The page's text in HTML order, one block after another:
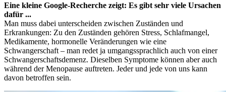
Eine kleine Google-Recherche zeigt: Es gibt sehr viele Ursachen
dafür ...
Man muss dabei unterscheiden zwischen Zuständen und
Erkrankungen: Zu den Zuständen gehören Stress, Schlafmangel,
Medikamente, hormonelle Veränderungen wie eine
Schwangerschaft – man redet ja umgangssprachlich auch von einer
Schwangerschaftsdemenz. Dieselben Symptome können aber auch
während der Menopause auftreten. Jeder und jede von uns kann
davon betroffen sein.